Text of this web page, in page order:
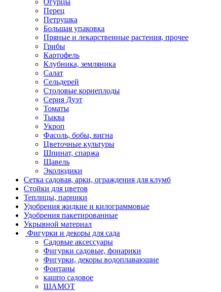
Перец
Петрушка
Большая упаковка
Пряные и лекарственные растения, прочее
Грибы
Картофель
Клубника, земляника
Салат
Сельдерей
Столовые корнеплоды
Серия Дуэт
Томаты
Тыква
Укроп
Фасоль, бобы, вигна
Цветочные культуры
Шпинат, спаржа
Щавель
Эколюдики
Сетка садовая, арки, ограждения для клумб
Стойки для цветов
Теплицы, парники
Удобрения жидкие и килограммовые
Удобрения пакетированные
Укрывной материал
Фигурки и декоры для сада
Садовые аксессуары
Фигурки садовые, фонарики
Фигурки, декоры водоплавающие
Фонтаны
кашпо садовое
ШАМОТ